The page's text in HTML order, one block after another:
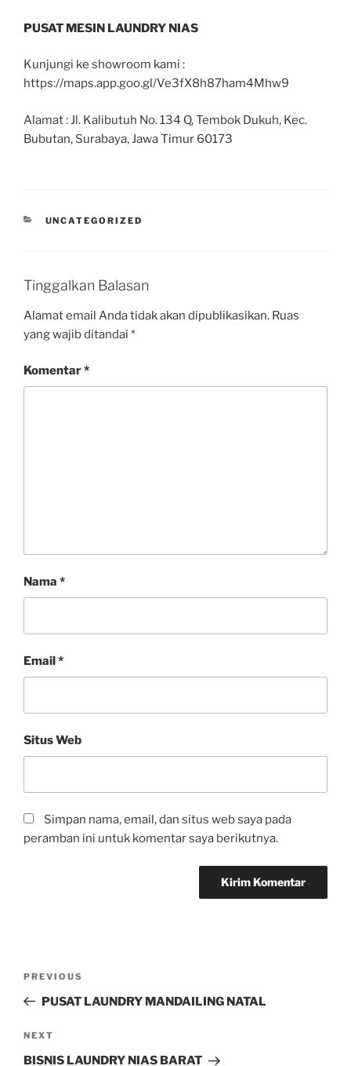
PUSAT MESIN LAUNDRY NIAS
Kunjungi ke showroom kami :
https://maps.app.goo.gl/Ve3fX8h87ham4Mhw9
Alamat : Jl. Kalibutuh No. 134 Q, Tembok Dukuh, Kec.
Bubutan, Surabaya, Jawa Timur 60173
UNCATEGORIZED
Tinggalkan Balasan
Alamat email Anda tidak akan dipublikasikan. Ruas
yang wajib ditandai *
Komentar*
Nama *
Email*
Situs Web
Simpan nama, email, dan situs web saya pada
peramban ini untuk komentar saya berikutnya.
PREVIOUS
PUSAT LAUNDRY MANDAILING NATAL
NEXT
BISNIS LAUNDRY NIAS BARAT